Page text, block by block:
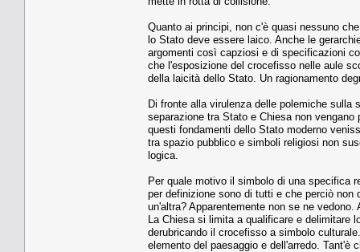
Quanto ai principi, non c'è quasi nessuno
lo Stato deve essere laico. Anche le
argomenti così capziosi e di specificazioni
che l'esposizione del crocefisso nelle aule
della laicità dello Stato. Un ragionamento
Di fronte alla virulenza delle polemiche
separazione tra Stato e Chiesa non
questi fondamenti dello Stato moderno
tra spazio pubblico e simboli religiosi non
logica.
Per quale motivo il simbolo di una specifica
per definizione sono di tutti e che perciò non
un'altra? Apparentemente non se ne
La Chiesa si limita a qualificare e delimitare
derubricando il crocefisso a simbolo
elemento del paesaggio e dell'arredo.